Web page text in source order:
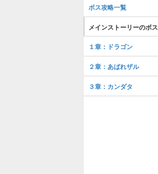
ボス攻略一覧
メインストーリーのボス
１章：ドラゴン
２章：あばれザル
３章：カンダタ